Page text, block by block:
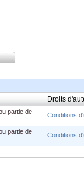
Droits
partie de
Conditions
partie de
Conditions